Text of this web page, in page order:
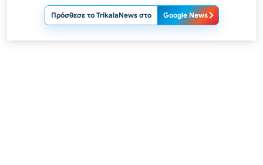
Πρόσθεσε το TrikalaNews στο Google News